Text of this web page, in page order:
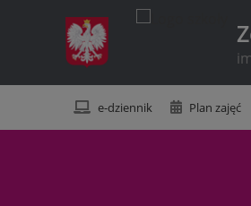
e-dziennik Plan zajęć